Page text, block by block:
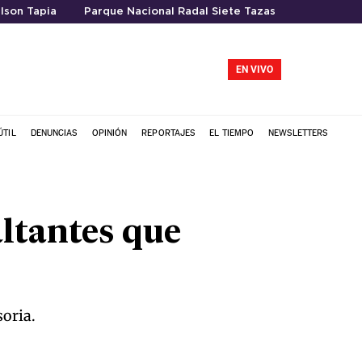
Tapia Parque Nacional Radal Siete Tazas
EN VIVO
DENUNCIAS OPINIÓN REPORTAJES EL TIEMPO NEWSLETTERS
que